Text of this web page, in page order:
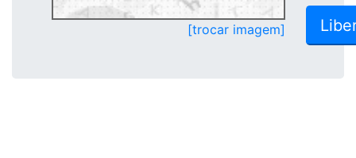
[trocar imagem]